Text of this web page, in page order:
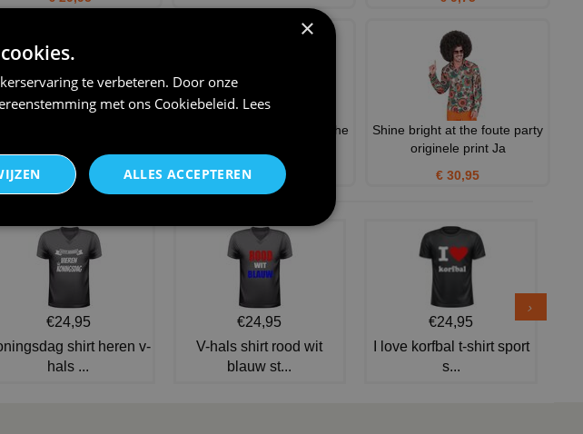
€ 3,95
Groovy disco dancing jurk the
€ 30,95
Shine bright at the foute party
originele print Ja
€ 30,95
€24,95
shirt heren v-
hals ...
€24,95
V-hals shirt rood wit
blauw st...
€24,95
I love korfbal t-shirt sport
s...
×
te verbeteren. Door onze
met ons Cookiebeleid. Lees
ALLES ACCEPTEREN